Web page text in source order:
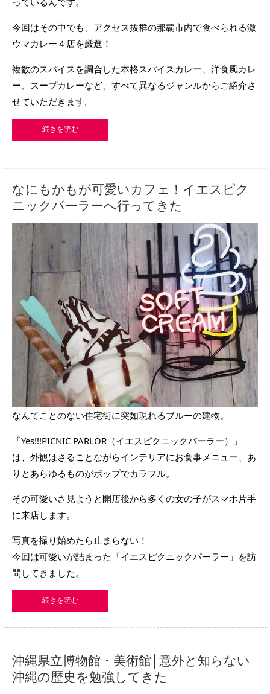
今回はその中でも、アクセス抜群の那覇市内で食べられる激
ウマカレー４店を厳選！
複数のスパイスを調合した本格スパイスカレー、洋食風カレ
ー、スープカレーなど、すべて異なるジャンルからご紹介さ
せていただきます。
続きを読む
なにもかもが可愛いカフェ！イエスピク
ニックパーラーへ行ってきた
なんてことのない住宅街に突如現れるブルーの建物。
「Yes!!!PICNIC PARLOR（イエスピクニックパーラー）」
は、外観はさることながらインテリアにお食事メニュー、あ
りとあらゆるものがポップでカラフル。
その可愛いさ見ようと開店後から多くの女の子がスマホ片手
に来店します。
写真を撮り始めたら止まらない！
今回は可愛いが詰まった「イエスピクニックパーラー」を訪
問してきました。
続きを読む
沖縄県立博物館・美術館│意外と知らない
沖縄の歴史を勉強してきた